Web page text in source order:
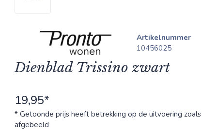
Artikelnummer
10456025
Dienblad Trissino zwart
19,95*
* Getoonde prijs heeft betrekking op de uitvoering zoals
afgebeeld